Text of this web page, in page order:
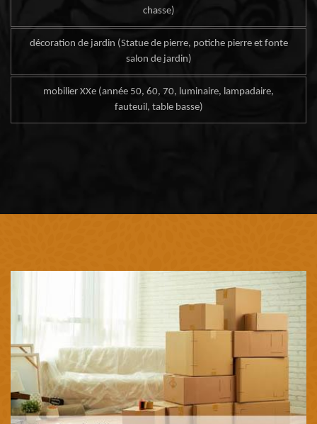
chasse)
décoration de jardin (Statue de pierre, potiche pierre et fonte
salon de jardin)
mobilier XXe (année 50, 60, 70, luminaire, lampadaire,
fauteuil, table basse)